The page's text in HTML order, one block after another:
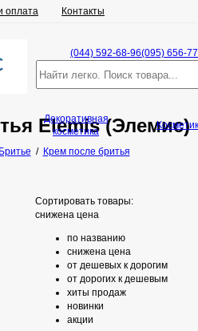
оплата Контакты
(044) 592-68-96(095) 656-
Elemis (Элемис)
Бритье / Крем после бритья
Сортировать товары:
снижена цена
по названию
снижена цена
от дешевых к дорогим
от дорогих к дешевым
хиты продаж
новинки
акции
Декоративная
косметика